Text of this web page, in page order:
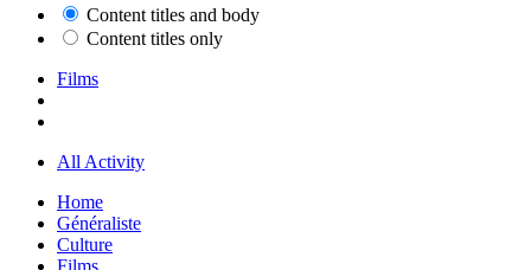
Content titles and body
Content titles only
Films
All Activity
Home
Généraliste
Culture
Films